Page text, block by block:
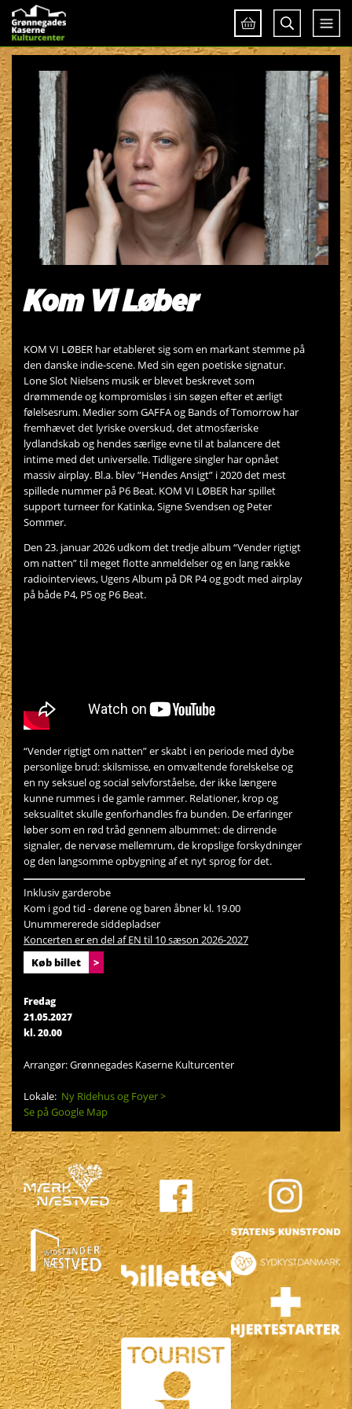
Kom Vi Løber
KOM VI LØBER har etableret sig som en markant stemme på
den danske indie-scene. Med sin egen poetiske signatur.
Lone Slot Nielsens musik er blevet beskrevet som
drømmende og kompromisløs i sin søgen efter et ærligt
følelsesrum. Medier som GAFFA og Bands of Tomorrow har
fremhævet det lyriske overskud, det atmosfæriske
lydlandskab og hendes særlige evne til at balancere det
intime med det universelle. Tidligere singler har opnået
massiv airplay. Bl.a. blev ”Hendes Ansigt” i 2020 det mest
spillede nummer på P6 Beat. KOM VI LØBER har spillet
support turneer for Katinka, Signe Svendsen og Peter
Sommer.
Den 23. januar 2026 udkom det tredje album “Vender rigtigt
om natten” til meget flotte anmeldelser og en lang række
radiointerviews, Ugens Album på DR P4 og godt med airplay
på både P4, P5 og P6 Beat.
“Vender rigtigt om natten” er skabt i en periode med dybe
personlige brud: skilsmisse, en omvæltende forelskelse og
en ny seksuel og social selvforståelse, der ikke længere
kunne rummes i de gamle rammer. Relationer, krop og
seksualitet skulle genforhandles fra bunden. De erfaringer
løber som en rød tråd gennem albummet: de dirrende
signaler, de nervøse mellemrum, de kropslige forskydninger
og den langsomme opbygning af et nyt sprog for det.
Inklusiv garderobe
Kom i god tid - dørene og baren åbner kl. 19.00
Unummererede siddepladser
Koncerten er en del af EN til 10 sæson 2026-2027
Køb billet
>
Fredag
21.05.2027
kl. 20.00
Arrangør: Grønnegades Kaserne Kulturcenter
Lokale: Ny Ridehus og Foyer >
Se på Google Map